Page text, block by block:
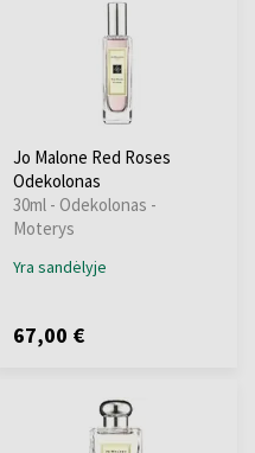
Jo Malone Red Roses
Odekolonas
30ml - Odekolonas -
Moterys
Yra sandėlyje
67,00 €